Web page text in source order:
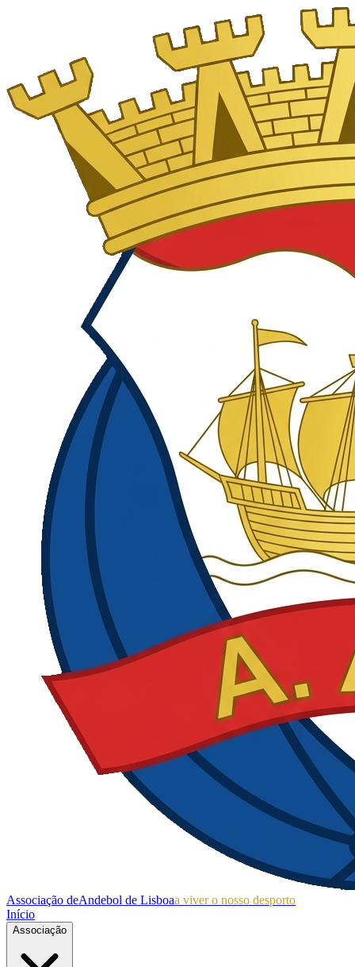
Associação deAndebol de Lisboaa viver o nosso desporto
Início
Associação